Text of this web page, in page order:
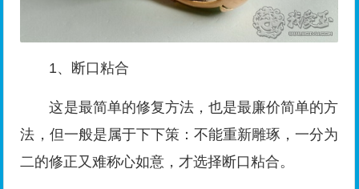
1、断口粘合
这是最简单的修复方法，也是最廉价简单的方
法，但一般是属于下下策：不能重新雕琢，一分为
二的修正又难称心如意，才选择断口粘合。